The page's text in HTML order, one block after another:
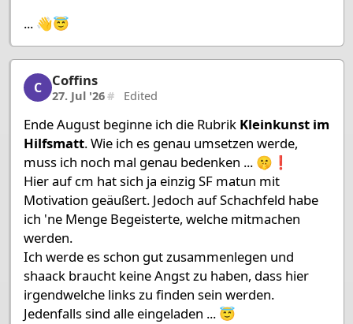
... 👋😇
Coffins, 7/7, 27. Jul '26
C Coffins
27. Jul '26# Edited
Ende August beginne ich die Rubrik Kleinkunst im
Hilfsmatt. Wie ich es genau umsetzen werde,
muss ich noch mal genau bedenken ... 🤫❗
Hier auf cm hat sich ja einzig SF matun mit
Motivation geäußert. Jedoch auf Schachfeld habe
ich 'ne Menge Begeisterte, welche mitmachen
werden.
Ich werde es schon gut zusammenlegen und
shaack braucht keine Angst zu haben, dass hier
irgendwelche links zu finden sein werden.
Jedenfalls sind alle eingeladen ... 😇